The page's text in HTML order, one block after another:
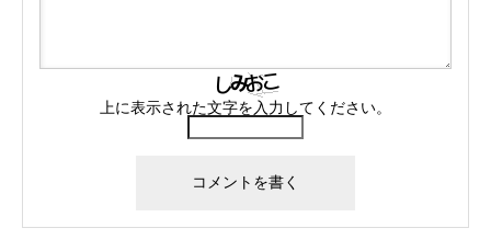
上に表示された文字を入力してください。